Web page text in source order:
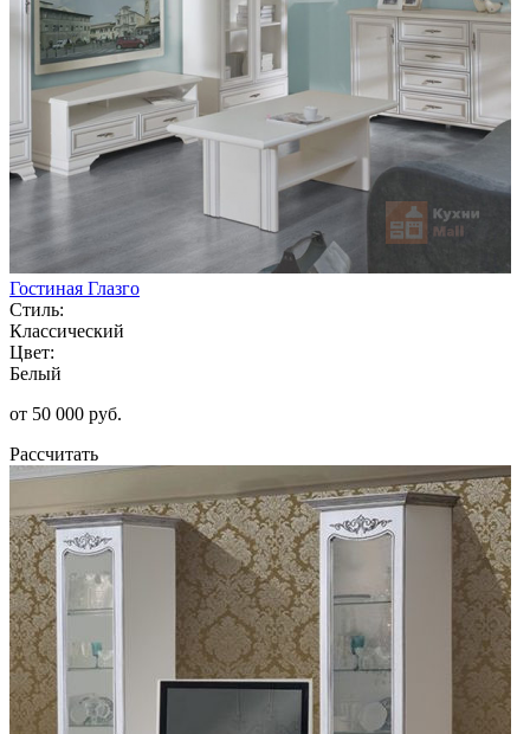
Гостиная Глазго
Стиль:
Классический
Цвет:
Белый
от 50 000 руб.
Рассчитать